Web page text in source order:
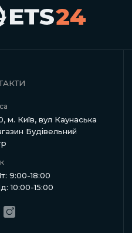
м. Київ, вул Каунаська
Будівельний
9:00-18:00
10:00-15:00